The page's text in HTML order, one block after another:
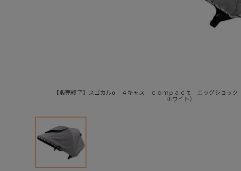
【販売終了】スゴカルα ４キャス ｃｏｍｐａｃｔ エッグショッ
ホワイト）